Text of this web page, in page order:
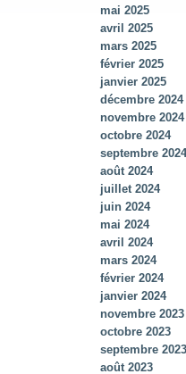
mai 2025
avril 2025
mars 2025
février 2025
janvier 2025
décembre 2024
novembre 2024
octobre 2024
septembre 2024
août 2024
juillet 2024
juin 2024
mai 2024
avril 2024
mars 2024
février 2024
janvier 2024
novembre 2023
octobre 2023
septembre 2023
août 2023